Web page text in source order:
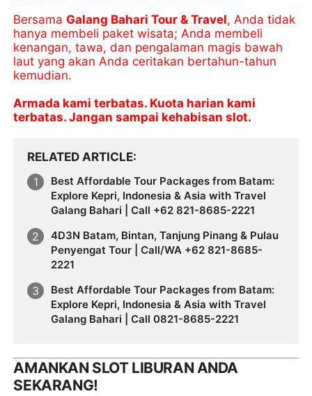
BersamaGalang Bahari Tour & Travel, Anda tidak
hanya membeli paket wisata; Anda membeli
kenangan, tawa, dan pengalaman magis bawah
laut yang akan Anda ceritakan bertahun-tahun
kemudian.
Armada kami terbatas. Kuota harian kami
terbatas. Jangan sampai kehabisan slot.
RELATED ARTICLE
Best Affordable Tour Packages from Batam:
Explore Kepri, Indonesia & Asia with Travel
Galang Bahari | Call +62 821-8685-2221
4D3N Batam, Bintan, Tanjung Pinang & Pulau
Penyengat Tour | Call/WA +62 821-8685-
2221
Best Affordable Tour Packages from Batam:
Explore Kepri, Indonesia & Asia with Travel
Galang Bahari | Call 0821-8685-2221
AMANKAN SLOT LIBURAN ANDA
SEKARANG!